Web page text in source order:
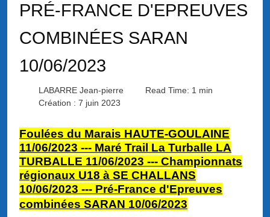
PRÉ-FRANCE D'EPREUVES
COMBINÉES SARAN
10/06/2023
LABARRE Jean-pierre
Read Time: 1 min
Création : 7 juin 2023
Foulées du Marais HAUTE-GOULAINE
11/06/2023 --- Maré Trail La Turballe LA
TURBALLE 11/06/2023 --- Championnats
régionaux U18 à SE CHALLANS
10/06/2023 --- Pré-France d'Epreuves
combinées SARAN 10/06/2023